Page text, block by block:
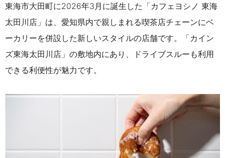
東海市大田町に2026年3月に誕生した「カフェヨシノ 東海
太田川店」は、愛知県内で親しまれる喫茶店チェーンにベ
ーカリーを併設した新しいスタイルの店舗です。「カイン
ズ東海太田川店」の敷地内にあり、ドライブスルーも利用
できる利便性が魅力です。